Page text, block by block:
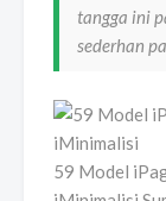
tangga ini
sederhan
59 Model